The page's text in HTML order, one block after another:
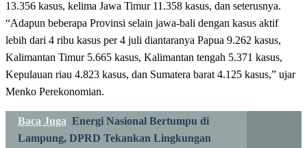
13.356 kasus, kelima Jawa Timur 11.358 kasus, dan seterusnya.
“Adapun beberapa Provinsi selain jawa-bali dengan kasus aktif
lebih dari 4 ribu kasus per 4 juli diantaranya Papua 9.262 kasus,
Kalimantan Timur 5.665 kasus, Kalimantan tengah 5.371 kasus,
Kepulauan riau 4.823 kasus, dan Sumatera barat 4.125 kasus,” ujar
Menko Perekonomian.
Baca Juga Energi Nasional Bertumpu di
Lampung, DPRD Tekankan Lingkungan